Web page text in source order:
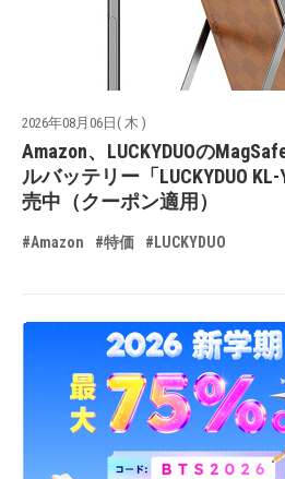
2026年08月06日( 木 )
Amazon、LUCKYDUOの
ルバッテリー「LUCKYDUO
売中（クーポン適用）
#Amazon #特価 #LUCKYDUO